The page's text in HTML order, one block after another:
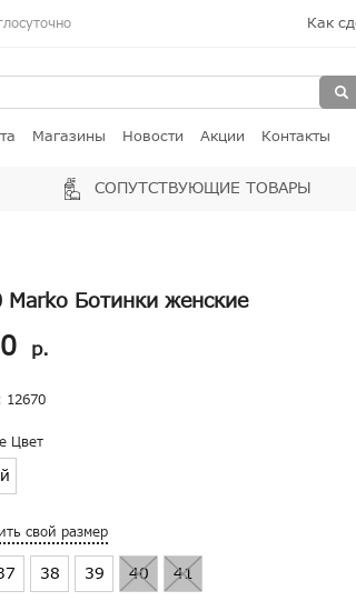
Как
Магазины Новости Акции Контакты
СОПУТСТВУЮЩИЕ ТОВАРЫ
Marko Ботинки женские
р.
12670
Цвет
свой размер
38 39 40 41